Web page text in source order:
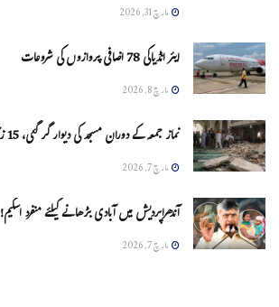
مارچ 31, 2026
ایئر انڈیاکی 78 اضافی پروازوں کی شروعات
مارچ 8, 2026
نماز جمعہ کے دوران مسجد کی دیوار گر گئی، 15 زخمی
مارچ 7, 2026
آندھراپردیش میں آبادی بڑھانے کیلئے منفرد اسکیم!
مارچ 7, 2026